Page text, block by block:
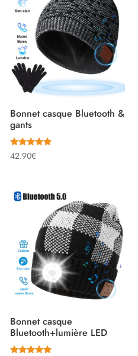
Bonnet casque Bluetooth &
gants
Note
5.00
42.90€
Bonnet casque
Bluetooth+lumière LED